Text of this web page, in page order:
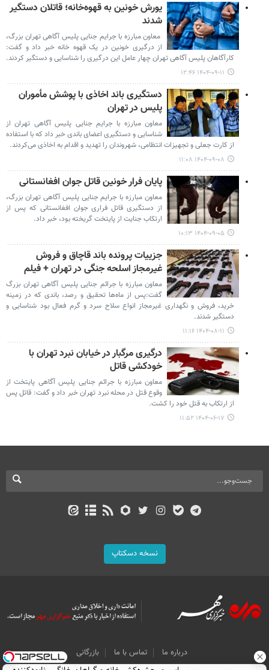
یورش خونین به قهوه‌خانه؛ قاتلان دستگیر
شدند
معاون مبارزه با جرایم جنایی پلیس آگاهی تهران بزرگ،
از درگیری خونین در یک قهوه خانه خبر داد و گفت:
کارآگاهان پلیس آگاهی تهران چهار عامل این درگیری را شناسایی و دستگیر کردند.
۱۴۰۴-۰۹-۱۱ ۱۲:۴۶
دستگیری باند اخاذی با پوشش مأموران
پلیس در تهران
معاون مبارزه با جرایم جنایی پلیس آگاهی تهران از
شناسایی و دستگیری اعضای باندی خبر داد که با استفاده
از کارت جعلی و تجهیزات انتظامی، شهروندان را تهدید و اقدام به اخاذی می‌کردند.
۱۴۰۴-۰۹-۰۸ ۱۱:۰۸
پایان فرار خونین قاتل جوان افغانستانی
معاون مبارزه با جرایم جنایی پلیس آگاهی تهران بزرگ،
از دستگیری قاتل فراری جوان افغانستانی که پس از
ارتکاب جنایت از پایتخت گریخته بود، خبر داد.
۱۴۰۴-۰۹-۰۵ ۱۰:۱۳
جزییات پرونده باند قاچاق و فروش
غیرمجاز اسلحه جنگی در تهران + فیلم
معاون مبارزه با جرائم جنایی پلیس آگاهی تهران بزرگ
گفت:پس از ماه‌ها تحقیق و رصد، باندی که در زمینه
خرید، فروش و نگهداری غیرمجاز انواع سلاح سرد و گرم فعال بود شناسایی و
دستگیر شدند.
۱۴۰۴-۰۸-۱۱ ۱۱:۱۶
درگیری مرگبار در خیابان نبرد تهران با
خودکشی قاتل
معاون مبارزه با جرائم جنایی پلیس آگاهی پایتخت از
وقوع قتل در محله نبرد تهران خبر داد و گفت: قاتل پس
از ارتکاب به قتل خود را کشت.
۱۴۰۴-۰۶-۱۷ ۱۱:۵۲
نسخه دسکتاپ
درباره ما تماس با ما
بازرگانی